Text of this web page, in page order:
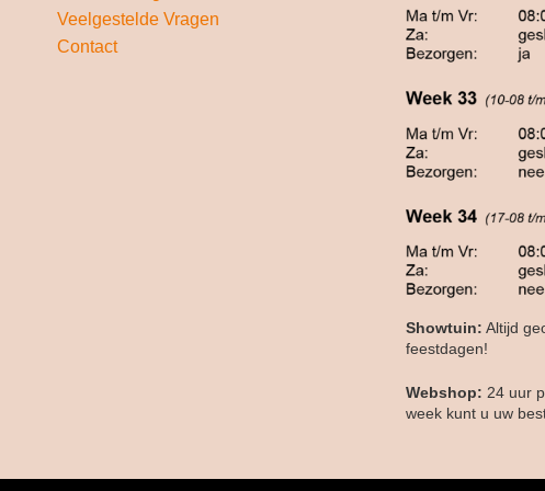
Veelgestelde Vragen
Contact
Showtuin: Altijd
feestdagen!
Webshop: 24 uur
week kunt u uw